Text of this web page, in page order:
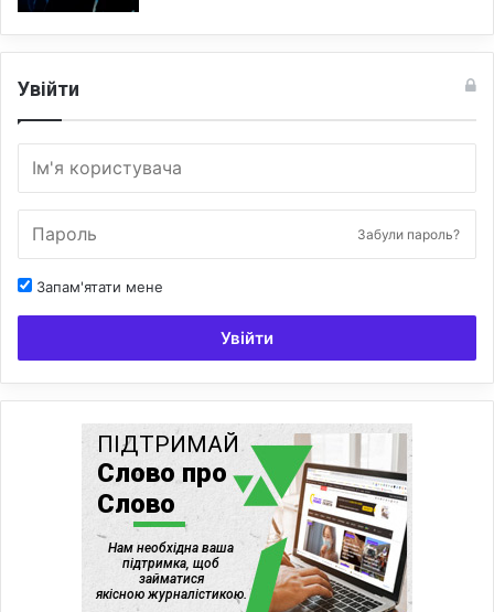
Увійти
Забули пароль?
Запам'ятати мене
Увійти